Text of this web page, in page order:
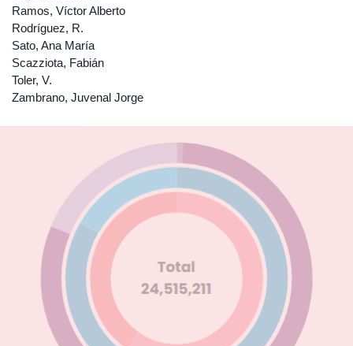
Ramos, Víctor Alberto
Rodríguez, R.
Sato, Ana María
Scazziota, Fabián
Toler, V.
Zambrano, Juvenal Jorge